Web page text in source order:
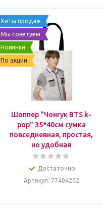
Хиты продаж
Мы советуем
Новинки
По акции
Шоппер "Чонгук BTS k-
pop" 35*40см сумка
повседневная, простая,
но удобная
Достаточно
Артикул: 77404202